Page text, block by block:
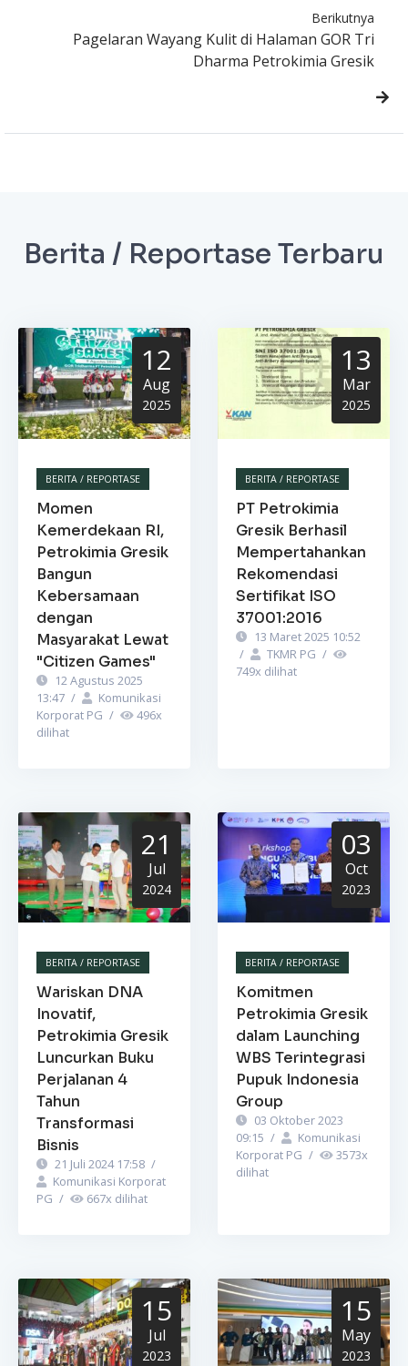
Berikutnya
Pagelaran Wayang Kulit di Halaman GOR Tri
Dharma Petrokimia Gresik
Berita / Reportase Terbaru
12
Aug
2025
BERITA / REPORTASE
Momen
Kemerdekaan RI,
Petrokimia Gresik
Bangun
Kebersamaan
dengan
Masyarakat Lewat
"Citizen Games"
12 Agustus 2025
13:47 /
Komunikasi
Korporat PG / 496x
dilihat
13
Mar
2025
BERITA / REPORTASE
PT Petrokimia
Gresik Berhasil
Mempertahankan
Rekomendasi
Sertifikat ISO
37001:2016
13 Maret 2025 10:52
/
TKMR PG /
749x dilihat
21
Jul
2024
BERITA / REPORTASE
Wariskan DNA
Inovatif,
Petrokimia Gresik
Luncurkan Buku
Perjalanan 4
Tahun
Transformasi
Bisnis
21 Juli 2024 17:58 /
Komunikasi Korporat
PG / 667x dilihat
03
Oct
2023
BERITA / REPORTASE
Komitmen
Petrokimia Gresik
dalam Launching
WBS Terintegrasi
Pupuk Indonesia
Group
03 Oktober 2023
09:15 /
Komunikasi
Korporat PG / 3573x
dilihat
15
Jul
2023
15
May
2023